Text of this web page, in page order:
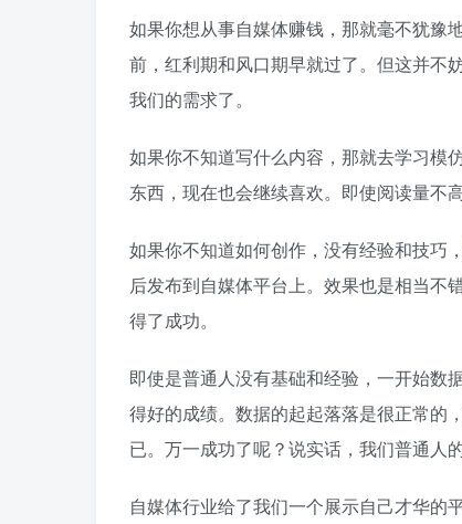
如果你想从事自媒体赚钱，那就毫不犹豫
前，红利期和风口期早就过了。但这并不
我们的需求了。
如果你不知道写什么内容，那就去学习模
东西，现在也会继续喜欢。即使阅读量不
如果你不知道如何创作，没有经验和技巧
后发布到自媒体平台上。效果也是相当不
得了成功。
即使是普通人没有基础和经验，一开始数
得好的成绩。数据的起起落落是很正常的
已。万一成功了呢？说实话，我们普通人
自媒体行业给了我们一个展示自己才华的